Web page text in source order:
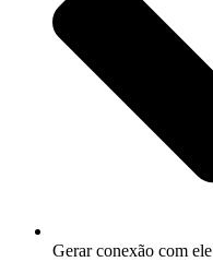
Gerar conexão com ele